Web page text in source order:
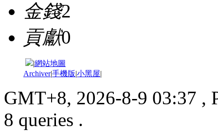
金錢2
貢獻0
|網站地圖
Archiver|手機版|小黑屋|
GMT+8, 2026-8-9 03:37 ,
8 queries .